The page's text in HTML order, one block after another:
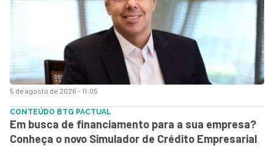
5 de agosto de 2026 - 11:05
CONTEÚDO BTG PACTUAL
Em busca de financiamento para a sua empresa?
Conheça o novo Simulador de Crédito Empresarial